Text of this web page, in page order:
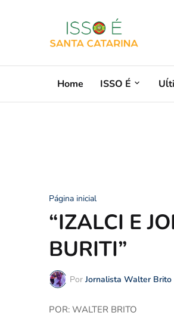
Home ISSO É
Página inicial
“IZALCI E
BURITI”
Por Jornalista Walter Brito
POR: WALTER BRITO